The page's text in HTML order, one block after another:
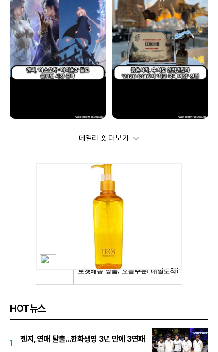
데일리 숏 더보기
HOT뉴스
1 젠지, 연패 탈출...한화생명 3년 만에 3연패